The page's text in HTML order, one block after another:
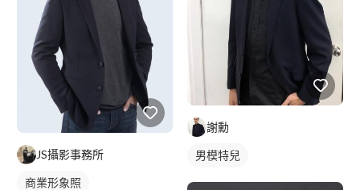
JS攝影事務所
商業形象照
謝勳
男模特兒